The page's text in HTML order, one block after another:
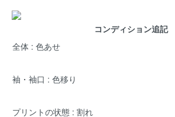
コンディション追記
全体 : 色あせ
袖・袖口 : 色移り
プリントの状態 : 割れ